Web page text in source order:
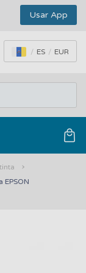
Usar App
ES EUR
EPSON